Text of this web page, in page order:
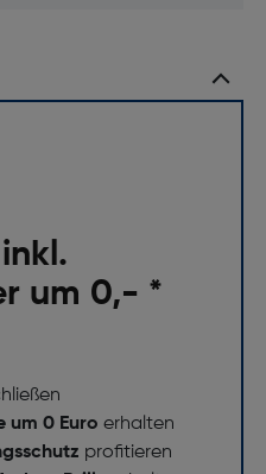
um 0,- *
um 0 Euro erhalten
profitieren